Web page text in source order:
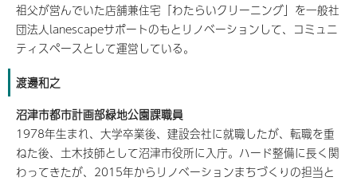
祖父が営んでいた店舗兼住宅「わたらいクリーニング」を一般社
団法人lanescapeサポートのもとリノベーションして、コミュニ
ティスペースとして運営している。
渡邊和之
沼津市都市計画部緑地公園課職員
1978年生まれ、大学卒業後、建設会社に就職したが、転職を重
ねた後、土木技師として沼津市役所に入庁。ハード整備に長く関
わってきたが、2015年からリノベーションまちづくりの担当と